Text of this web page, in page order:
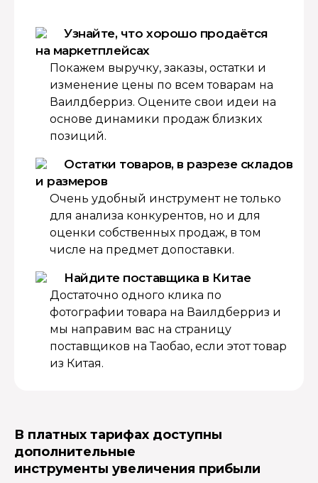
Узнайте, что хорошо продаётся
на маркетплейсах
Покажем выручку, заказы, остатки и
изменение цены по всем товарам на
Ваилдберриз. Оцените свои идеи на
основе динамики продаж близких
позиций.
Остатки товаров, в разрезе складов
и размеров
Очень удобный инструмент не только
для анализа конкурентов, но и для
оценки собственных продаж, в том
числе на предмет допоставки.
Найдите поставщика в Китае
Достаточно одного клика по
фотографии товара на Ваилдберриз и
мы направим вас на страницу
поставщиков на Таобао, если этот товар
из Китая.
В платных тарифах доступны
дополнительные
инструменты увеличения прибыли